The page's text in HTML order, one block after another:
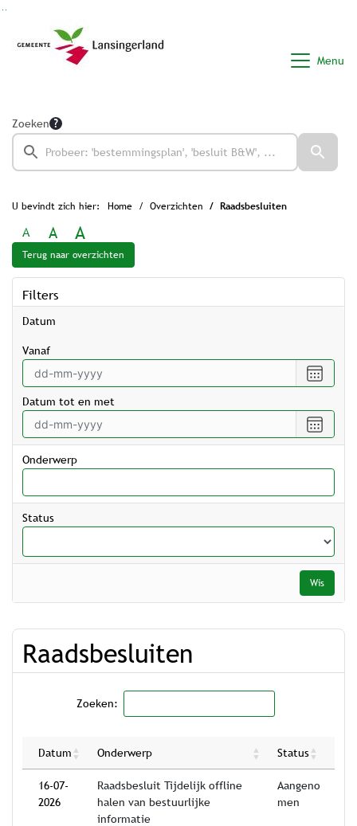
Menu
Zoeken
U bevindt zich hier: Home Overzichten Raadsbesluiten
A A A
Terug naar overzichten
Filters
Datum
vanaf
een
vanaf
Datum tot en met
een
tot
met
Onderwerp
Status
Wis
Raadsbesluiten
Zoeken:
Datum Onderwerp Status
16-07-
2026
Raadsbesluit Tijdelijk offline
halen van bestuurlijke
informatie
Aangeno
men